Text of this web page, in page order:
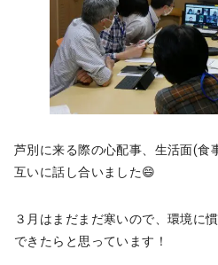
芦別に来る際の心配事、生活面(食
互いに話し合いました😄
３月はまだまだ寒いので、環境に
できたらと思っています！